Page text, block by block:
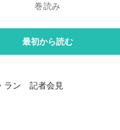
巻読み
最初から読む
ラン 記者会見